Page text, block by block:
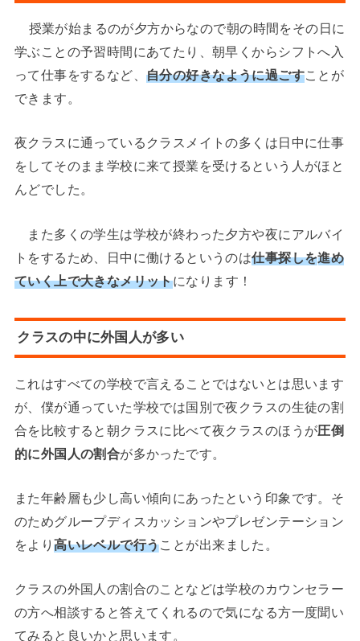
授業が始まるのが夕方からなので朝の時間をその日に
学ぶことの予習時間にあてたり、朝早くからシフトへ入
って仕事をするなど、自分の好きなように過ごすことが
できます。
夜クラスに通っているクラスメイトの多くは日中に仕事
をしてそのまま学校に来て授業を受けるという人がほと
んどでした。
また多くの学生は学校が終わった夕方や夜にアルバイ
トをするため、日中に働けるというのは仕事探しを進め
ていく上で大きなメリットになります！
クラスの中に外国人が多い
これはすべての学校で言えることではないとは思います
が、僕が通っていた学校では国別で夜クラスの生徒の割
合を比較すると朝クラスに比べて夜クラスのほうが圧倒
的に外国人の割合が多かったです。
また年齢層も少し高い傾向にあったという印象です。そ
のためグループディスカッションやプレゼンテーション
をより高いレベルで行うことが出来ました。
クラスの外国人の割合のことなどは学校のカウンセラー
の方へ相談すると答えてくれるので気になる方一度聞い
てみると良いかと思います。